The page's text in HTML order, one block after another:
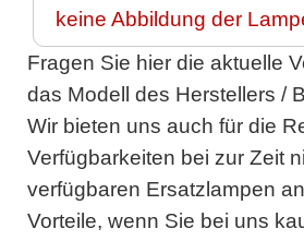
Fragen Sie hier die aktuelle
das Modell des Herstellers /
Wir bieten uns auch für die
Verfügbarkeiten bei zur Zeit
verfügbaren Ersatzlampen
Vorteile, wenn Sie bei uns